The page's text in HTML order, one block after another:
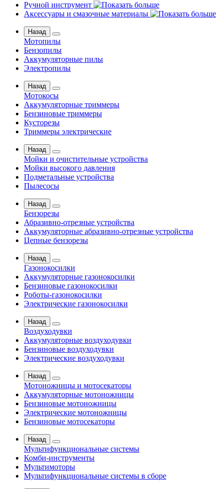
Ручной инструмент
Аксессуары и смазочные материалы
Назад
Мотопилы
Бензопилы
Аккумуляторные пилы
Электропилы
Назад
Мотокосы
Аккумуляторные триммеры
Бензиновые триммеры
Кусторезы
Триммеры электрические
Назад
Мойки и очистительные устройства
Мойки высокого давления
Подметальные устройства
Пылесосы
Назад
Бензорезы
Абразивно-отрезные устройства
Аккумуляторные абразивно-отрезные устройства
Цепные бензорезы
Назад
Газонокосилки
Аккумуляторные газонокосилки
Бензиновые газонокосилки
Роботы-газонокосилки
Электрические газонокосилки
Назад
Воздуходувки
Аккумуляторные воздуходувки
Бензиновые воздуходувки
Электрические воздуходувки
Назад
Мотоножницы и мотосекаторы
Аккумуляторные мотоножницы
Бензиновые мотоножницы
Электрические мотоножницы
Бензиновые мотосекаторы
Назад
Мультифункциональные системы
Комби-инструменты
Мультимоторы
Мультифункциональные системы в сборе